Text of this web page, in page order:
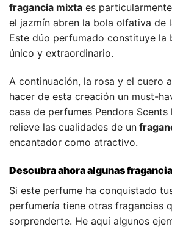
fragancia mixta es
el jazmín abren la bola olfativa de
Este dúo perfumado constituye la
único y extraordinario.
A continuación, la rosa y el cuero
hacer de esta creación un must-
casa de perfumes Pendora Scents
relieve las cualidades de un
encantador como atractivo.
Descubra ahora algunas
Si este perfume ha conquistado
perfumería tiene otras fragancias
sorprenderte. He aquí algunos